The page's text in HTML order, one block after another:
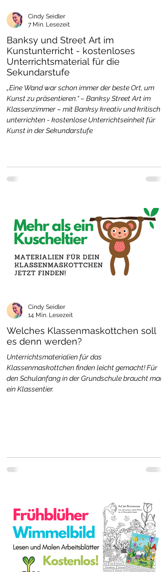
Banksy und Street Art im
Kunstunterricht - kostenloses
Unterrichtsmaterial für die
Sekundarstufe
„Eine Wand war schon immer der beste Ort, um
Kunst zu präsentieren.“ – Banksy Street Art im
Klassenzimmer – mit Banksy kreativ und kritisch
unterrichten - kostenlose Unterrichtseinheit für
Kunst in der Sekundarstufe
Cindy Seidler
7 Min. Lesezeit
Welches Klassenmaskottchen soll
es denn werden?
Unterrichtsmaterialien für das
Klassenmaskottchen finden leicht gemacht! Für
den Schulanfang in der Grundschule braucht man
ein Klassentier.
Cindy Seidler
14 Min. Lesezeit